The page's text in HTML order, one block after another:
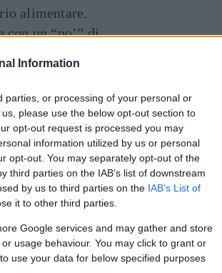
Information
parties, or processing of your personal or
please use the below opt-out section to
opt-out request is processed you may
information utilized by us or personal
opt-out. You may separately opt-out of the
third parties on the IAB’s list of downstream
by us to third parties on the IAB’s List of
it to other third parties.
Google services and may gather and store
usage behaviour. You may click to grant or
use your data for below specified purposes
alimentare.
con un “po’” di
Dallestorie